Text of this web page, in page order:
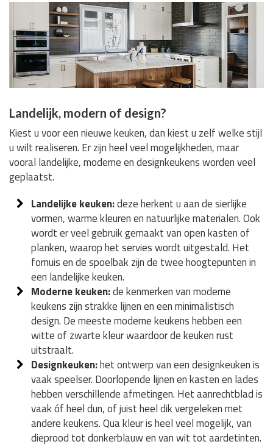
Landelijk, modern of design?
Kiest u voor een nieuwe keuken, dan kiest u zelf welke stijl
u wilt realiseren. Er zijn heel veel mogelijkheden, maar
vooral landelijke, moderne en designkeukens worden veel
geplaatst.
Landelijke keuken:deze herkent u aan de sierlijke
vormen, warme kleuren en natuurlijke materialen. Ook
wordt er veel gebruik gemaakt van open kasten of
planken, waarop het servies wordt uitgestald. Het
fornuis en de spoelbak zijn de twee hoogtepunten in
een landelijke keuken.
Moderne keuken:de kenmerken van moderne
keukens zijn strakke lijnen en een minimalistisch
design. De meeste moderne keukens hebben een
witte of zwarte kleur waardoor de keuken rust
uitstraalt.
Designkeuken:het ontwerp van een designkeuken is
vaak speelser. Doorlopende lijnen en kasten en lades
hebben verschillende afmetingen. Het aanrechtblad is
vaak óf heel dun, of juist heel dik vergeleken met
andere keukens. Qua kleur is heel veel mogelijk, van
dieprood tot donkerblauw en van wit tot aardetinten.